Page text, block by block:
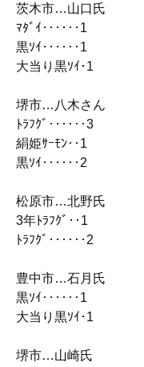
茨木市…山口氏
ﾏﾀﾞｲ‥‥‥1
黒ｿｲ‥‥‥1
大当り黒ｿｲ･1
堺市…八木さん
ﾄﾗﾌｸﾞ‥‥‥3
絹姫ｻｰﾓﾝ‥1
黒ｿｲ‥‥‥2
松原市…北野氏
3年ﾄﾗﾌｸﾞ‥1
ﾄﾗﾌｸﾞ‥‥‥2
豊中市…石月氏
黒ｿｲ‥‥‥1
大当り黒ｿｲ･1
堺市…山崎氏